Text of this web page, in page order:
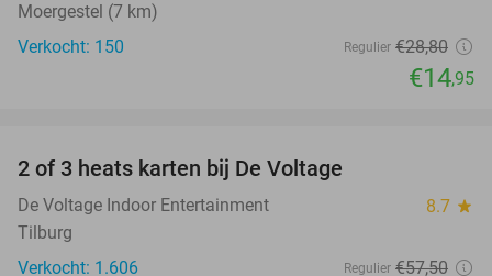
Moergestel (7 km)
Verkocht: 150
Regulier €28,80
€14,95
2 of 3 heats karten bij De Voltage
De Voltage Indoor Entertainment 8.7 star
Tilburg
Verkocht: 1.606
Regulier €57,50